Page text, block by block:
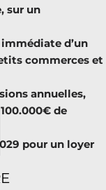
sur un
d’un
commerces et
annuelles,
de
pour un loyer